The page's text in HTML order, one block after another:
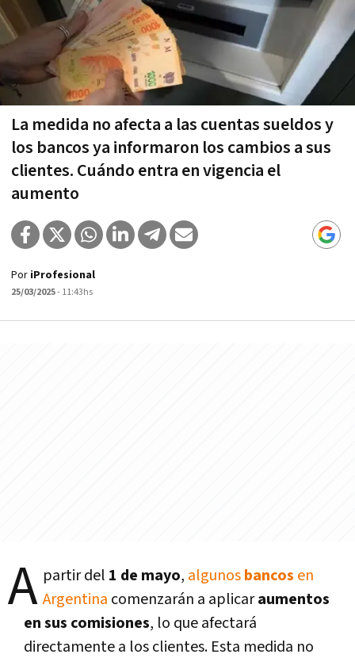
La medida no afecta a las cuentas sueldos y
los bancos ya informaron los cambios a sus
clientes. Cuándo entra en vigencia el
aumento
Por iProfesional
25/03/2025- 11:43hs
A partir del 1 de mayo, algunosbancos en
Argentina comenzarán a aplicaraumentos
en sus comisiones, lo que afectará
directamente a los clientes. Esta medida no